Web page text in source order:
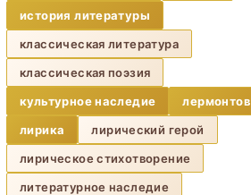
история литературы
классическая литература
классическая поэзия
культурное наследие
лермонтов
лирика
лирический герой
лирическое стихотворение
литературное наследие